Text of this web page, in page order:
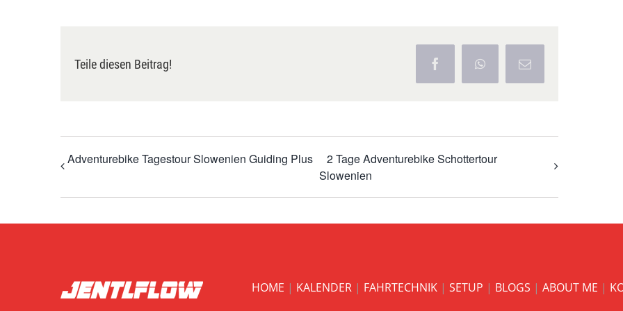
Teile diesen Beitrag! FacebookWhatsApp
E-
Mail
Adventurebike Tagestour Slowenien Guiding Plus
2 Tage Adventurebike Schottertour
Slowenien
HOME | KALENDER | FAHRTECHNIK | SETUP | BLOGS | ABOUT ME |